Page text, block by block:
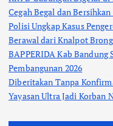
Cegah Begal dan
Polisi Ungkap Kasus
Berawal dari Knalpot Brong
BAPPERIDA Kab Bandung
Pembangunan 2026
Diberitakan Tanpa
Yayasan Ultra Jadi Korban